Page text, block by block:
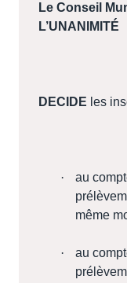
Le Conseil
L’UNANIMITÉ
DECIDE les
·
au
même
·
au